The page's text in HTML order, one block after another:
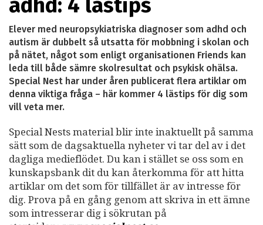
Elever med neuropsykiatriska diagnoser som adhd och
autism är dubbelt så utsatta för mobbning i skolan och
på nätet, något som enligt organisationen Friends kan
leda till både sämre skolresultat och psykisk ohälsa.
Special Nest har under åren publicerat flera artiklar om
denna viktiga fråga – här kommer 4 lästips för dig som
vill veta mer.
Special Nests material blir inte inaktuellt på samma
sätt som de dagsaktuella nyheter vi tar del av i det
dagliga medieflödet. Du kan i stället se oss som en
kunskapsbank dit du kan återkomma för att hitta
artiklar om det som för tillfället är av intresse för
dig. Prova på en gång genom att skriva in ett ämne
som intresserar dig i sökrutan på